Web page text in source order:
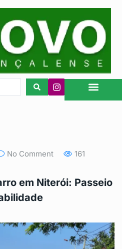
No Comment 161
em Niterói: Passeio